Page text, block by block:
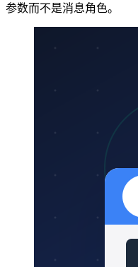
参数而不是消息角色。